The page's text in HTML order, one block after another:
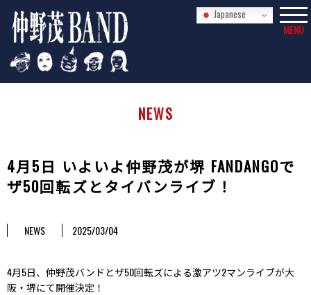
MENU
NEWS
4月5日 いよいよ仲野茂が堺 FANDANGOで
ザ50回転ズとタイバンライブ！
NEWS 2025/03/04
4月5日、仲野茂バンドとザ50回転ズによる激アツ2マンライブが大
阪・堺にて開催決定！
Japanese